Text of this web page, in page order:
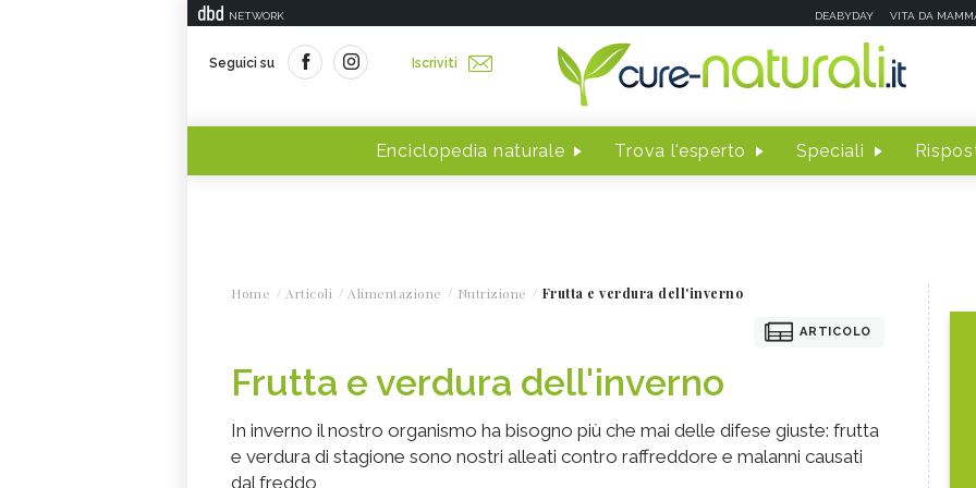
NETWORK DEABYDAY VITA DA
Seguici su Iscriviti
Enciclopedia naturale Trova l'esperto Speciali
Home Articoli Alimentazione Nutrizione Frutta e verdura dell'inverno
ARTICOLO
Frutta e verdura dell'inverno
In inverno il nostro organismo ha bisogno più che mai delle difese giuste: frutta
e verdura di stagione sono nostri alleati contro raffreddore e malanni causati
dal freddo